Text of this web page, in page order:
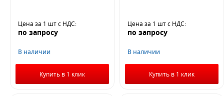
Цена за 1 штс НДС:
по запросу
В наличии
Купить в 1 клик
Цена за 1 штс НДС:
по запросу
В наличии
Купить в 1 клик